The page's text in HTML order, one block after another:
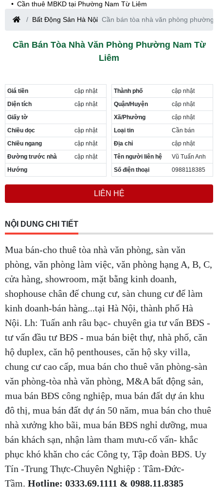
Cần thuê MBKD tại Phường Nam Từ Liêm
Cần thuê MBKD tại Phường Cầu Giấy
Cần thuê MBKD tại Phường Thanh Xuân
Cần thuê MBKD tại Phường Hà Đông
Cần thuê MBKD tại Phường Hoàng Mai
Cần thuê MBKD tại Phường Nghĩa Độ
Cần thuê MBKD tại Phường Phương Liệt
Cần thuê MBKD tại Phường Khương Đình
Cần thuê MBKD tại Phường Yên Sở
Cần thuê MBKD tại Phường Hoàng Liệt
Cần thuê MBKD tại Phường Định Công
Cần thuê MBKD tại Phường Tương Mai
Cần thuê MBKD tại Phường Vĩnh Hưng
Cần thuê MBKD tại Phường Lĩnh Nam
Cần thuê MBKD tại Phường Hồng Hà
Cần thuê MBKD tại Phường Láng
Cần thuê MBKD tại Phường Kim Liên
Cần thuê MBKD tại Phường Bạch Mai
Bất Động Sản Hà Nội Cần bán tòa nhà văn phòng phường
Cần Bán Tòa Nhà Văn Phòng Phường Nam Từ
Liêm
Giá tiền
cập nhật
Diện tích
cập nhật
Giấy tờ
Chiều dọc
cập nhật
Chiều ngang
cập nhật
Đường trước nhà
cập nhật
Hướng
Thành phố
cập nhật
Quận/Huyện
cập nhật
Xã/Phường
cập nhật
Loại tin
Cần bán
Địa chỉ
cập nhật
Tên người liên hệ
Vũ Tuấn Anh
Số điện thoại
0988118385
LIÊN HỆ
NỘI DUNG CHI TIẾT
Mua bán-cho thuê tòa nhà văn phòng, sàn văn
phòng, văn phòng làm việc, văn phòng hạng A, B, C,
cửa hàng, showroom, mặt bằng kinh doanh,
shophouse chân đế chung cư, sàn chung cư để làm
kinh doanh-bán hàng...tại Hà Nội, thành phố Hà
Nội. Lh: Tuấn anh râu bạc- chuyên gia tư vấn BĐS -
tư vấn đầu tư BĐS - mua bán biệt thự, nhà phố, căn
hộ duplex, căn hộ penthouses, căn hộ sky villa,
chung cư cao cấp, mua bán cho thuê văn phòng-sàn
văn phòng-tòa nhà văn phòng, M&A bất động sản,
mua bán BĐS công nghiệp, mua bán đất dự án khu
đô thị, mua bán đất dự án 50 năm, mua bán cho thuê
nhà xưởng kho bãi, mua bán BĐS nghỉ dưỡng, mua
bán khách sạn, nhận làm tham mưu-cố vấn- khắc
phục khó khăn cho các Công ty, Tập đoàn BĐS. Uy
Tín -Trung Thực-Chuyên Nghiệp : Tâm-Đức-
Tầm. Hotline: 0333.69.1111 & 0988.11.8385